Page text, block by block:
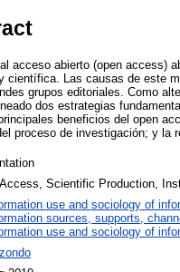
acceso abierto (open access)
científica. Las causas de este
grupos editoriales. Como
dos estrategias
beneficios del open
proceso de investigación; y
Scientific Production,
use and sociology of
sources, supports,
use and sociology of